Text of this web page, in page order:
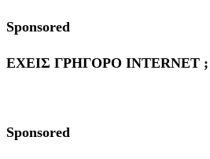
Sponsored
ΕΧΕΙΣ ΓΡΗΓΟΡΟ INTERNET ;
Sponsored